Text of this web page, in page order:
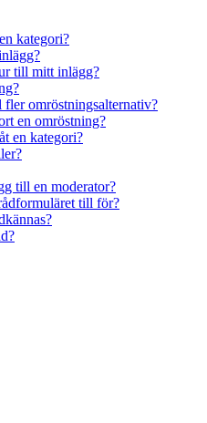
kategori?
till mitt inlägg?
omröstningsalternativ?
en omröstning?
en kategori?
till en moderator?
till för?